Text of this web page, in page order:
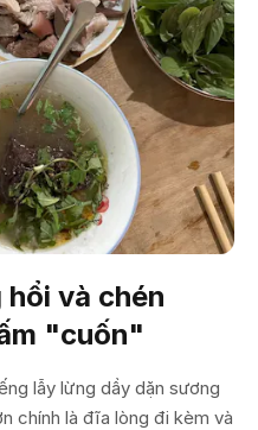
và chén
"cuốn"
lẫy lừng dầy dặn sương
chính là đĩa lòng đi kèm và